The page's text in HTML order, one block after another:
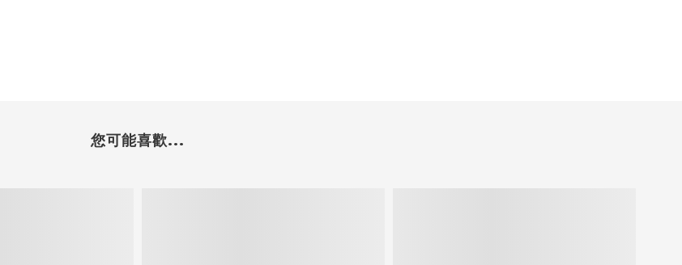
您可能喜歡...